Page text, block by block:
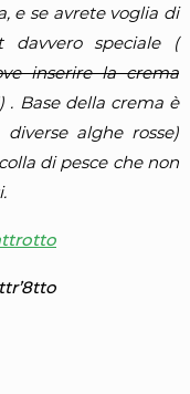
e se avrete voglia di
speciale(
inserire la crema
) . Base della crema è
alghe rosse)
di pesce che non